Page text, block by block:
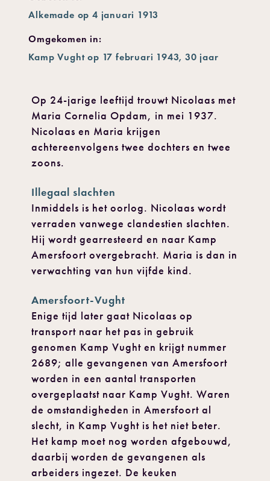
Alkemade op 4 januari 1913
Omgekomen in:
Kamp Vught op 17 februari 1943, 30 jaar
Op 24-jarige leeftijd trouwt Nicolaas met
Maria Cornelia Opdam, in mei 1937.
Nicolaas en Maria krijgen
achtereenvolgens twee dochters en twee
zoons.
Illegaal slachten
Inmiddels is het oorlog. Nicolaas wordt
verraden vanwege clandestien slachten.
Hij wordt gearresteerd en naar Kamp
Amersfoort overgebracht. Maria is dan in
verwachting van hun vijfde kind.
Amersfoort-Vught
Enige tijd later gaat Nicolaas op
transport naar het pas in gebruik
genomen Kamp Vught en krijgt nummer
2689; alle gevangenen van Amersfoort
worden in een aantal transporten
overgeplaatst naar Kamp Vught. Waren
de omstandigheden in Amersfoort al
slecht, in Kamp Vught is het niet beter.
Het kamp moet nog worden afgebouwd,
daarbij worden de gevangenen als
arbeiders ingezet. De keuken